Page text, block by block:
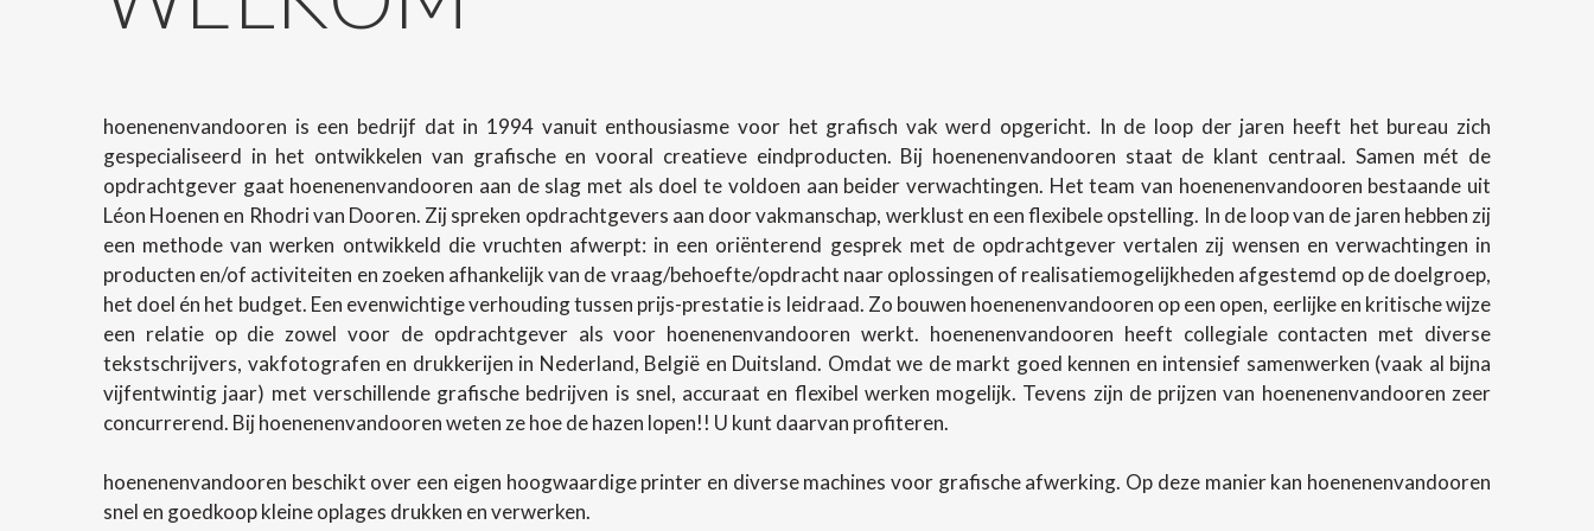
hoenenenvandooren is een bedrijf dat in 1994 vanuit enthousiasme voor het grafisch vak werd opgericht. In de loop der jaren heeft het bureau zich
gespecialiseerd in het ontwikkelen van grafische en vooral creatieve eindproducten. Bij hoenenenvandooren staat de klant centraal. Samen mét de
opdrachtgever gaat hoenenenvandooren aan de slag met als doel te voldoen aan beider verwachtingen. Het team van hoenenenvandooren bestaande uit
Léon Hoenen en Rhodri van Dooren. Zij spreken opdrachtgevers aan door vakmanschap, werklust en een flexibele opstelling. In de loop van de jaren hebben zij
een methode van werken ontwikkeld die vruchten afwerpt: in een oriënterend gesprek met de opdrachtgever vertalen zij wensen en verwachtingen in
producten en/of activiteiten en zoeken afhankelijk van de vraag/behoefte/opdracht naar oplossingen of realisatiemogelijkheden afgestemd op de doelgroep,
het doel én het budget. Een evenwichtige verhouding tussen prijs-prestatie is leidraad. Zo bouwen hoenenenvandooren op een open, eerlijke en kritische wijze
een relatie op die zowel voor de opdrachtgever als voor hoenenenvandooren werkt. hoenenenvandooren heeft collegiale contacten met diverse
tekstschrijvers, vakfotografen en drukkerijen in Nederland, België en Duitsland. Omdat we de markt goed kennen en intensief samenwerken (vaak al bijna
vijfentwintig jaar) met verschillende grafische bedrijven is snel, accuraat en flexibel werken mogelijk. Tevens zijn de prijzen van hoenenenvandooren zeer
concurrerend. Bij hoenenenvandooren weten ze hoe de hazen lopen!! U kunt daarvan profiteren.
hoenenenvandooren beschikt over een eigen hoogwaardige printer en diverse machines voor grafische afwerking. Op deze manier kan hoenenenvandooren
snel en goedkoop kleine oplages drukken en verwerken.